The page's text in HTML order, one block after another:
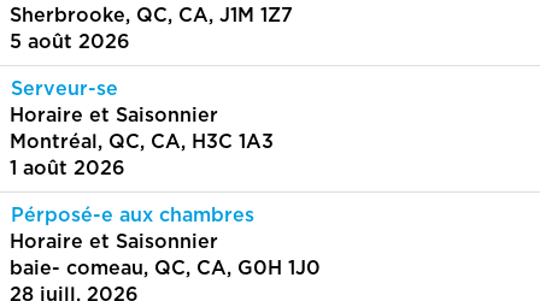
Sherbrooke, QC, CA, J1M 1Z7
5 août 2026
Serveur-se
Horaire et Saisonnier
Montréal, QC, CA, H3C 1A3
1 août 2026
Pérposé-e aux chambres
Horaire et Saisonnier
baie- comeau, QC, CA, G0H 1J0
28 juill. 2026